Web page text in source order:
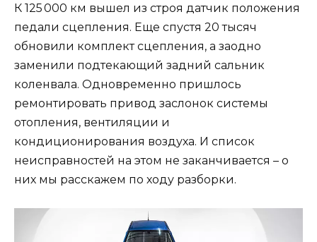
К 125 000 км вышел из строя датчик положения
педали сцепления. Еще спустя 20 тысяч
обновили комплект сцепления, а заодно
заменили подтекающий задний сальник
коленвала. Одновременно пришлось
ремонтировать привод заслонок системы
отопления, вентиляции и
кондиционирования воздуха. И список
неисправностей на этом не заканчивается – о
них мы расскажем по ходу разборки.